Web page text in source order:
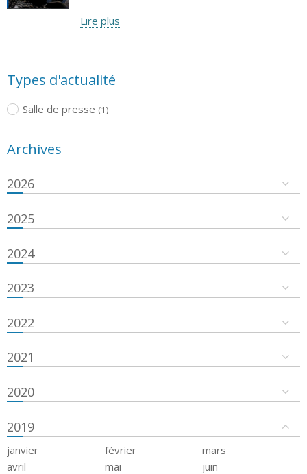
Lire plus
Types d'actualité
Salle de presse (1)
Archives
2026
2025
2024
2023
2022
2021
2020
2019
janvier février
mars
avril
mai
juin